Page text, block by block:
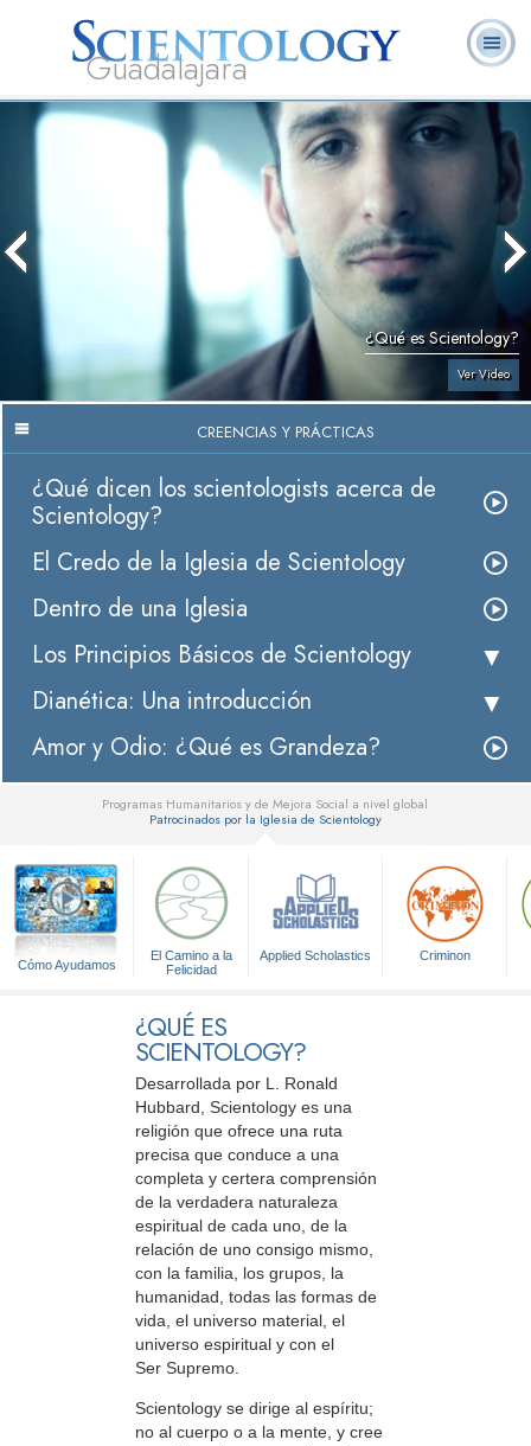
Guadalajara
L. Ronald
Hubbard
Scientology?
Ministros
Voluntarios
Preguntas
Frecuentes
¿Qué es Scientology?
Ver Video
CREENCIAS Y PRÁCTICAS
¿Qué dicen los scientologists acerca de
Scientology?
El Credo de la Iglesia de Scientology
Dentro de una Iglesia
Los Principios Básicos de Scientology
Dianética: Una introducción
Amor y Odio: ¿Qué es Grandeza?
Programas Humanitarios y de Mejora Social a nivel global
Patrocinados por la Iglesia de Scientology
Cómo Ayudamos
El Camino a la
Felicidad
Applied Scholastics Criminon
¿QUÉ ES
SCIENTOLOGY?
Desarrollada por L. Ronald
Hubbard, Scientology es una
religión que ofrece una ruta
precisa que conduce a una
completa y certera comprensión
de la verdadera naturaleza
espiritual de cada uno, de la
relación de uno consigo mismo,
con la familia, los grupos, la
humanidad, todas las formas de
vida, el universo material, el
universo espiritual y con el
Ser Supremo.
Scientology se dirige al espíritu;
no al cuerpo o a la mente, y cree